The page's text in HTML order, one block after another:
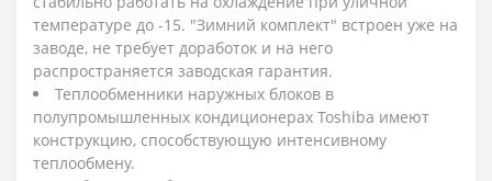
температуре до -15. "Зимний комплект" встроен уже на
заводе, не требует доработок и на него
распространяется заводская гарантия.
Теплообменники наружных блоков в
полупромышленных кондиционерах Toshiba имеют
конструкцию, способствующую интенсивному
теплообмену.